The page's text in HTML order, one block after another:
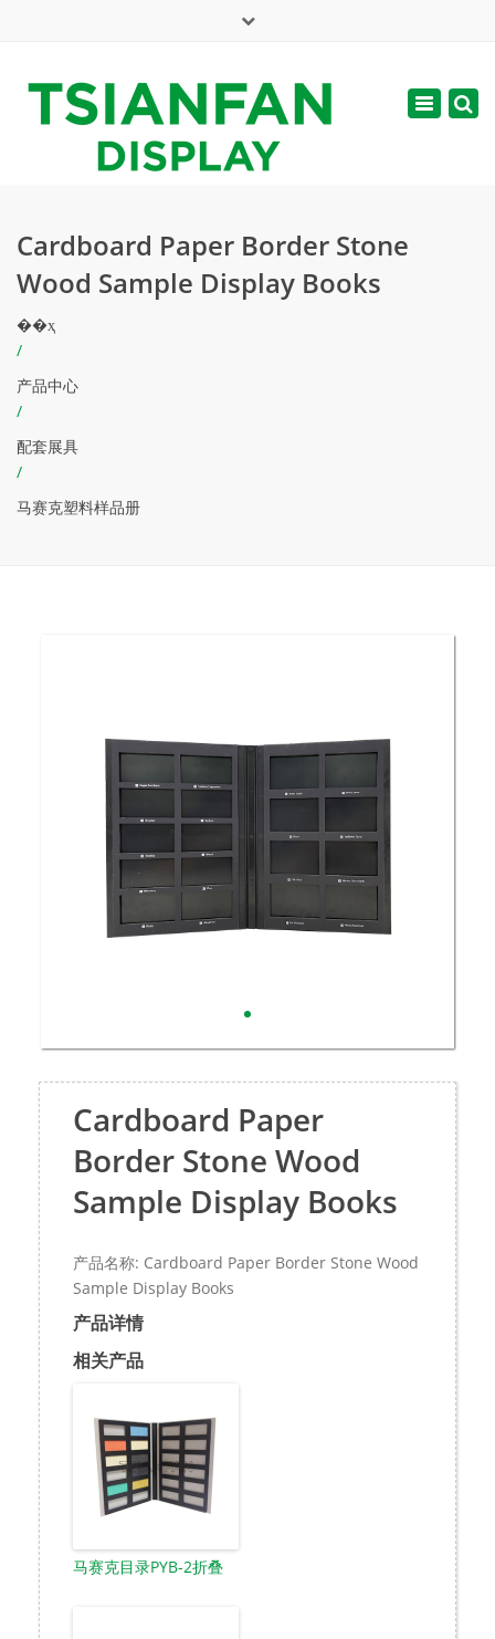
周一 - 周六: 7:00 - 17:00
Toggle
Cardboard Paper Border Stone
Wood Sample Display Books
��ҳ
/
产品中心
/
配套展具
/
马赛克塑料样品册
Cardboard Paper
Border Stone Wood
Sample Display Books
产品名称: Cardboard Paper Border Stone Wood
Sample Display Books
产品详情
相关产品
马赛克目录PYB-2折叠